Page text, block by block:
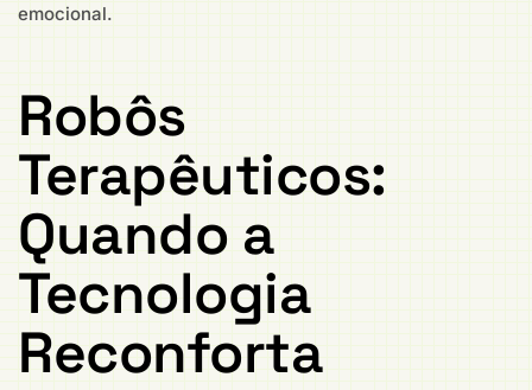
emocional.
Robôs
Terapêuticos:
Quando a
Tecnologia
Reconforta